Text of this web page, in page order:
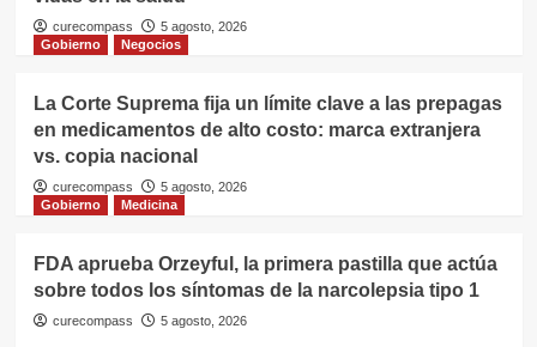
curecompass
5 agosto, 2026
Gobierno
Negocios
La Corte Suprema fija un límite clave a las prepagas
en medicamentos de alto costo: marca extranjera
vs. copia nacional
curecompass
5 agosto, 2026
Gobierno
Medicina
FDA aprueba Orzeyful, la primera pastilla que actúa
sobre todos los síntomas de la narcolepsia tipo 1
curecompass 5 agosto, 2026